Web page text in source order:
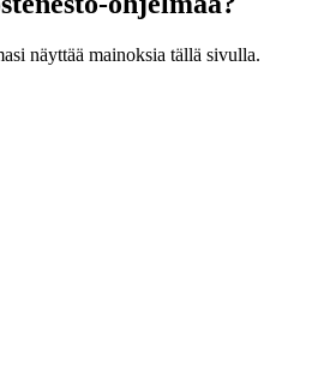
näyttää mainoksia tällä sivulla.